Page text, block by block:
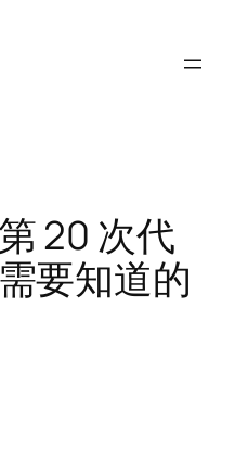
20 次代
要知道的